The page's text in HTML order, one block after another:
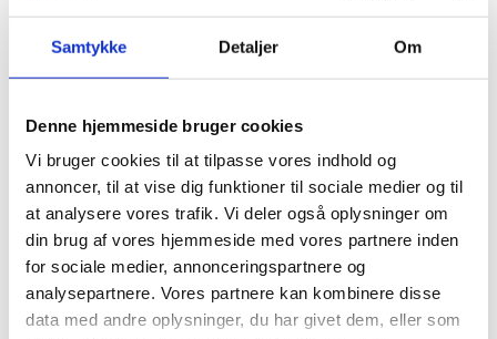
Samtykke Detaljer Om
Denne hjemmeside bruger cookies
Vi bruger cookies til at tilpasse vores indhold og
annoncer, til at vise dig funktioner til sociale medier og til
at analysere vores trafik. Vi deler også oplysninger om
din brug af vores hjemmeside med vores partnere inden
for sociale medier, annonceringspartnere og
analysepartnere. Vores partnere kan kombinere disse
data med andre oplysninger, du har givet dem, eller som
Nara
Chokola
de
Aroma 661DKK